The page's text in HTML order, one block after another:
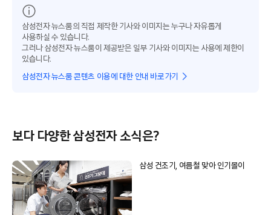
삼성전자 뉴스룸의 직접 제작한 기사와 이미지는 누구나 자유롭게
사용하실 수 있습니다.
그러나 삼성전자 뉴스룸이 제공받은 일부 기사와 이미지는 사용에 제한이
있습니다.
삼성전자 뉴스룸 콘텐츠 이용에 대한 안내 바로가기
보다 다양한 삼성전자 소식은?
삼성 건조기, 여름철 맞아 인기몰이